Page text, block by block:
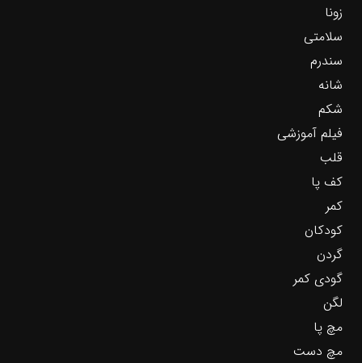
زونا
سلامتی
سندرم
شانه
شکم
فیلم آموزشی
قلب
کف پا
کمر
کودکان
گردن
گودی کمر
لگن
مچ پا
مچ دست